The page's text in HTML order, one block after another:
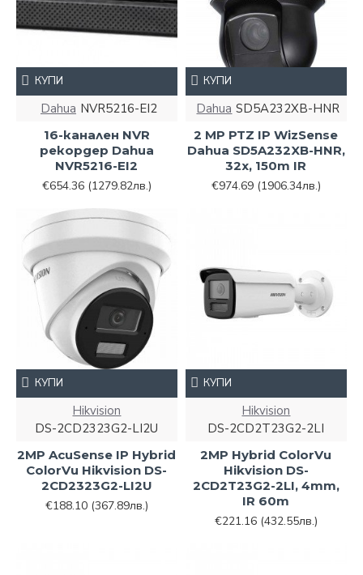
Dahua NVR5216-EI2
16-канален NVR
рекордер Dahua
NVR5216-EI2
€654.36 (1279.82лв.)
КУПИ
Dahua SD5A232XB-HNR
2 MP PTZ IP WizSense
Dahua SD5A232XB-HNR,
32х, 150m IR
€974.69 (1906.34лв.)
КУПИ
Hikvision
DS-2CD2323G2-LI2U
2MP AcuSense IP Hybrid
ColorVu Hikvision DS-
2CD2323G2-LI2U
€188.10 (367.89лв.)
КУПИ
Hikvision
DS-2CD2T23G2-2LI
2MP Hybrid ColorVu
Hikvision DS-
2CD2T23G2-2LI, 4mm,
IR 60m
€221.16 (432.55лв.)
КУПИ